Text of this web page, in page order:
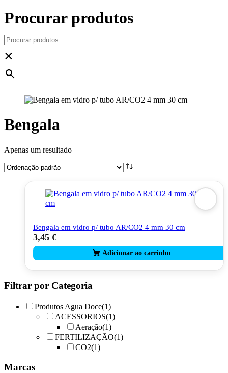
Procurar produtos
×
Bengala
Apenas um resultado
Bengala em vidro p/ tubo AR/CO2 4 mm 30 cm
3,45 €
Filtrar por Categoria
Produtos Agua Doce(1)
ACESSORIOS(1)
Aeração(1)
FERTILIZAÇÃO(1)
CO2(1)
Marcas